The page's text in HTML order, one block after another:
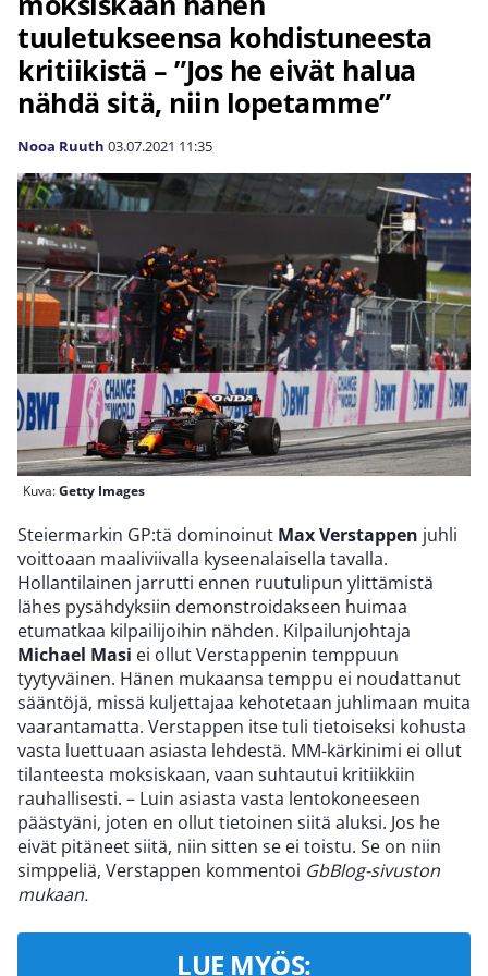
tuuletukseensa kohdistuneesta
kritiikistä – ”Jos he eivät halua
nähdä sitä, niin lopetamme”
Nooa Ruuth 03.07.2021 11:35
Kuva:Getty Images
Steiermarkin GP:tä dominoinut Max Verstappen juhli
voittoaan maaliviivalla kyseenalaisella tavalla.
Hollantilainen jarrutti ennen ruutulipun ylittämistä
lähes pysähdyksiin demonstroidakseen huimaa
etumatkaa kilpailijoihin nähden. Kilpailunjohtaja
Michael Masi ei ollut Verstappenin temppuun
tyytyväinen. Hänen mukaansa temppu ei noudattanut
sääntöjä, missä kuljettajaa kehotetaan juhlimaan muita
vaarantamatta. Verstappen itse tuli tietoiseksi kohusta
vasta luettuaan asiasta lehdestä. MM-kärkinimi ei ollut
tilanteesta moksiskaan, vaan suhtautui kritiikkiin
rauhallisesti. – Luin asiasta vasta lentokoneeseen
päästyäni, joten en ollut tietoinen siitä aluksi. Jos he
eivät pitäneet siitä, niin sitten se ei toistu. Se on niin
simppeliä, Verstappen kommentoi GbBlog-sivuston
mukaan.
LUE MYÖS: